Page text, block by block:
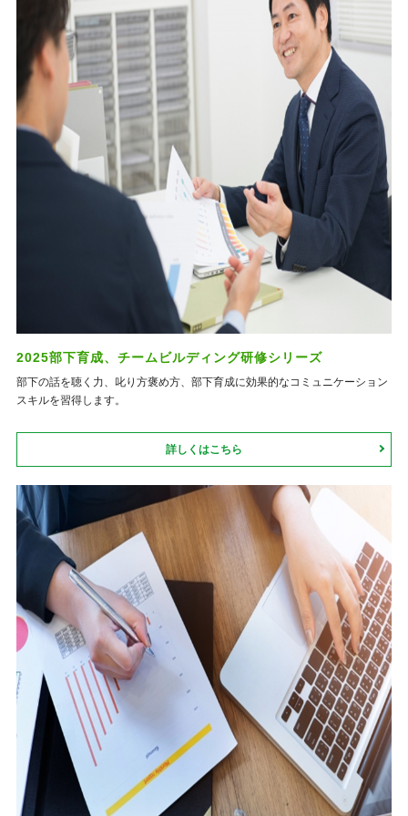
2025部下育成、チームビルディング研修シリーズ
部下の話を聴く力、叱り方褒め方、部下育成に効果的なコミュニケーション
スキルを習得します。
詳しくはこちら